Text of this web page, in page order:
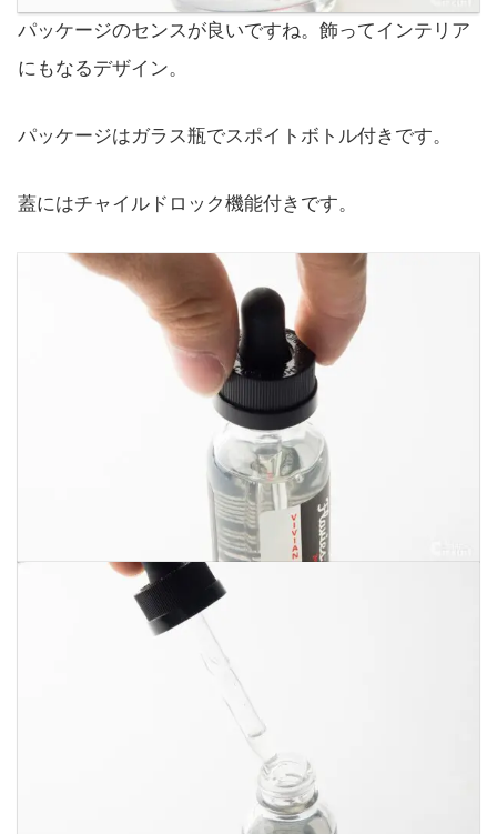
パッケージのセンスが良いですね。飾ってインテリア
にもなるデザイン。
パッケージはガラス瓶でスポイトボトル付きです。
蓋にはチャイルドロック機能付きです。